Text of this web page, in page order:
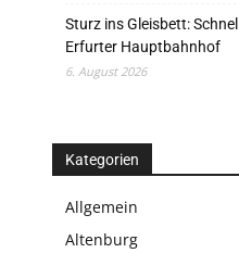
Sturz ins Gleisbett:
Erfurter Hauptbahnhof
6. August 2026
Kategorien
Allgemein
Altenburg